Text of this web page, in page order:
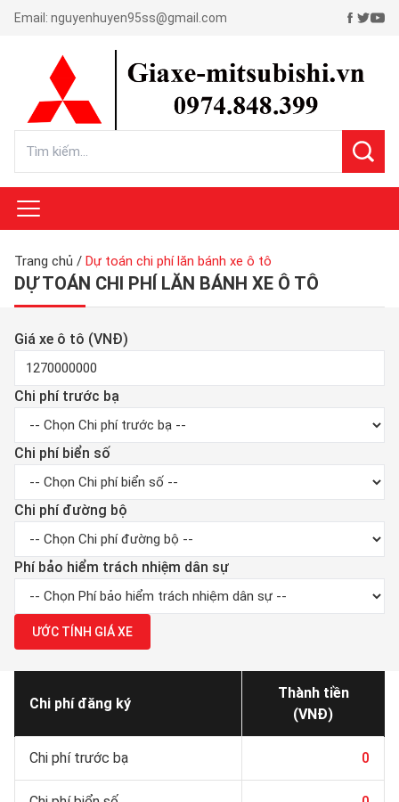
Email: nguyenhuyen95ss@gmail.com
Trang chủ / Dự toán chi phí lăn bánh xe ô tô
DỰ TOÁN CHI PHÍ LĂN BÁNH XE Ô TÔ
Giá xe ô tô (VNĐ)
Chi phí trước bạ
Chi phí biển số
Chi phí đường bộ
Phí bảo hiểm trách nhiệm dân sự
ƯỚC TÍNH GIÁ XE
Chi phí đăng ký
Thành tiền
(VNĐ)
Chi phí trước bạ 0